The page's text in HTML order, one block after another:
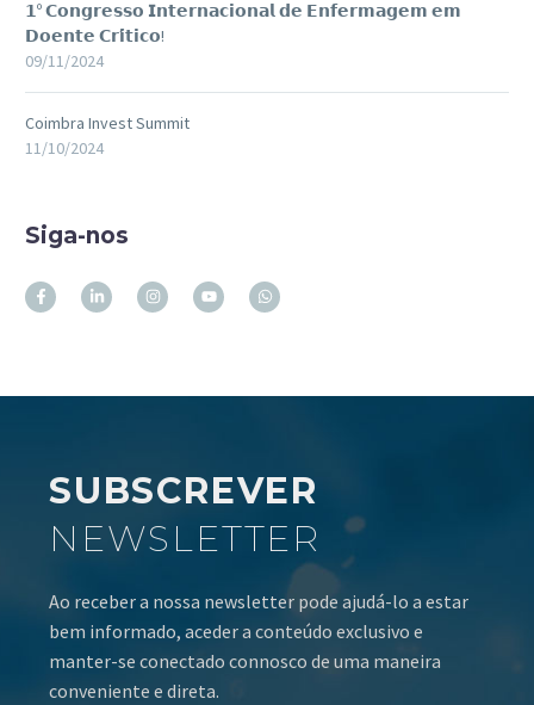
𝟭º 𝗖𝗼𝗻𝗴𝗿𝗲𝘀𝘀𝗼 𝗜𝗻𝘁𝗲𝗿𝗻𝗮𝗰𝗶𝗼𝗻𝗮𝗹 𝗱𝗲 𝗘𝗻𝗳𝗲𝗿𝗺𝗮𝗴𝗲𝗺 𝗲𝗺
𝗗𝗼𝗲𝗻𝘁𝗲 𝗖𝗿𝗶́𝘁𝗶𝗰𝗼!
09/11/2024
Coimbra Invest Summit
11/10/2024
Siga-nos
SUBSCREVER
NEWSLETTER
Ao receber a nossa newsletter pode ajudá-lo a estar
bem informado, aceder a conteúdo exclusivo e
manter-se conectado connosco de uma maneira
conveniente e direta.